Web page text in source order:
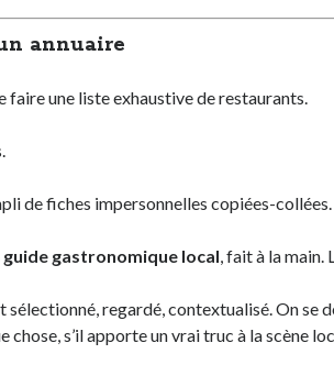
annuaire
faire une liste exhaustive de restaurants.
de fiches impersonnelles copiées-collées.
guide gastronomique local, fait à la main.
regardé, contextualisé. On se
chose, s’il apporte un vrai truc à la scène